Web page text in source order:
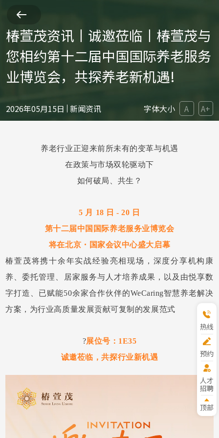
椿萱茂资讯丨诚邀莅临丨椿萱茂与
您相约第十二届中国国际养老服务
业博览会，共探养老新机遇!
2026年05月15日 新闻资讯 字体大小 A A+
养老行业正迎来前所未有的变革与机遇
在政策与市场双轮驱动下
如何破局、共生？
5 月 18 日 - 20 日
第十二届中国国际养老服务业博览会
将在北京・国家会议中心盛大启幕
椿萱茂将携十余年实战经验亮相现场，深度分享机构康
养、委托管理、居家服务与人才培养成果，以及由悦享数
字打造、已赋能50余家合作伙伴的WeCaring智慧养老解决
方案，为行业高质量发展贡献可复制的发展范式
?展位号：1E35
诚邀莅临，共探行业新机遇
热线
预约
参观
人才
招聘
顶部